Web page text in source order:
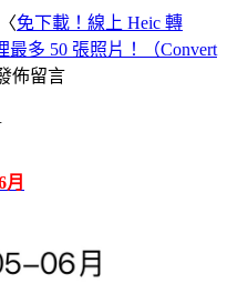
免下載！線上 Heic 轉
最多 50 張照片！（Convert
佈留言